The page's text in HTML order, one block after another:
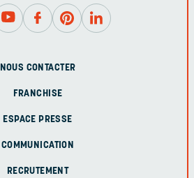
NOUS CONTACTER
FRANCHISE
ESPACE PRESSE
COMMUNICATION
RECRUTEMENT